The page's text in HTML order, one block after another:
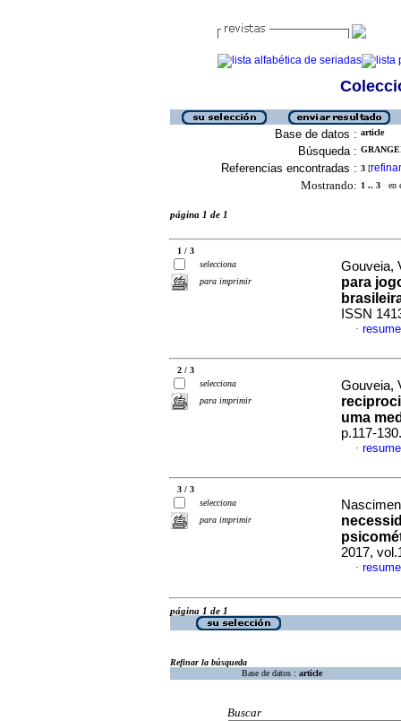
Base de datos : article
Búsqueda :
Referencias encontradas : 3 [refinar
Mostrando: 1 .. 3 en
página 1 de 1
1 / 3
selecciona
para imprimir
Gouveia,
para
ISSN
·
2 / 3
selecciona
para imprimir
Gouveia,
uma
p.117-
·
3 / 3
selecciona
para imprimir
2017,
·
página 1 de 1
Refinar la búsqueda
Base de datos : article
Buscar